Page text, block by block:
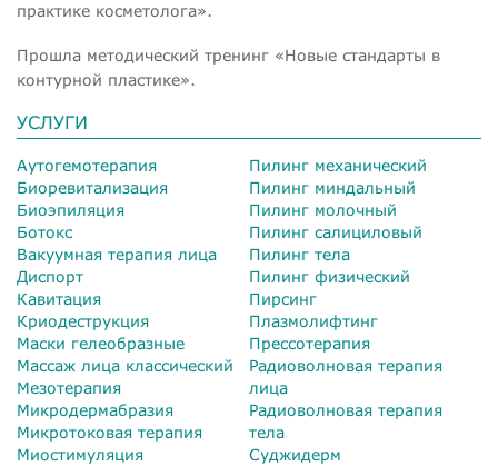
практике косметолога».
Прошла методический тренинг «Новые стандарты в
контурной пластике».
УСЛУГИ
Аутогемотерапия
Биоревитализация
Биоэпиляция
Ботокс
Вакуумная терапия лица
Диспорт
Кавитация
Криодеструкция
Маски гелеобразные
Массаж лица классический
Мезотерапия
Микродермабразия
Микротоковая терапия
Миостимуляция
Пилинг механический
Пилинг миндальный
Пилинг молочный
Пилинг салициловый
Пилинг тела
Пилинг физический
Пирсинг
Плазмолифтинг
Прессотерапия
Радиоволновая терапия
лица
Радиоволновая терапия
тела
Суджидерм